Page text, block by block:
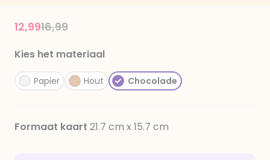
Price reduced from
16,99to
12,99
Kies het materiaal
Papier Hout Chocolade
Formaat kaart 21.7 cm x 15.7 cm